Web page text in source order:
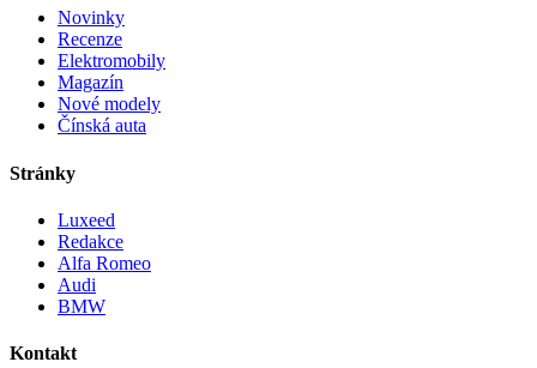
Novinky
Recenze
Elektromobily
Magazín
Nové modely
Čínská auta
Stránky
Luxeed
Redakce
Alfa Romeo
Audi
BMW
Kontakt